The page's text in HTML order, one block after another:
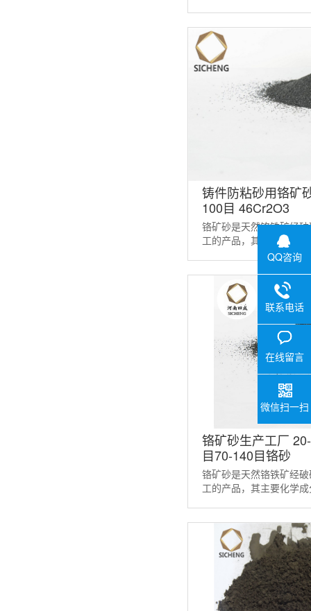
铸件防粘砂用铬矿
100目 46Cr2O3
铬矿砂是天然铬铁矿经
工的产品，其主要化学
种砂受热体积稳定、热
铬矿砂生产工厂
目70-140目铬砂
铬矿砂是天然铬铁矿经
工的产品，其主要化学
QQ咨询
联系电话
在线留言
微信扫一扫